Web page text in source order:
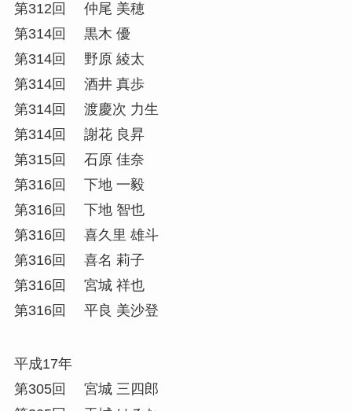
第312回 仲尾 美穂
第314回 黒木 優
第314回 野原 綾太
第314回 酒井 真歩
第314回 渡慶次 力生
第314回 謝花 良昇
第315回 石原 佳奈
第316回 下地 一毅
第316回 下地 智也
第316回 喜久里 雄斗
第316回 喜名 莉子
第316回 宮城 祥也
第316回 平良 美沙登
平成17年
第305回 宮城 三四郎